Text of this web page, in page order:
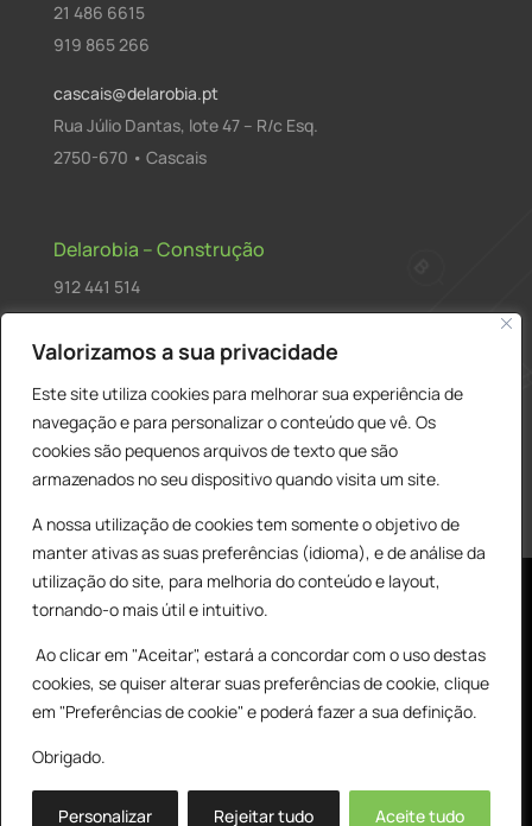
Valorizamos a sua privacidade
Este site utiliza cookies para melhorar sua experiência de
navegação e para personalizar o conteúdo que vê. Os
cookies são pequenos arquivos de texto que são
armazenados no seu dispositivo quando visita um site.
A nossa utilização de cookies tem somente o objetivo de
manter ativas as suas preferências (idioma), e de análise da
utilização do site, para melhoria do conteúdo e layout,
tornando-o mais útil e intuitivo.
Ao clicar em "Aceitar", estará a concordar com o uso destas
cookies, se quiser alterar suas preferências de cookie, clique
em "Preferências de cookie" e poderá fazer a sua definição.
Obrigado.
Personalizar Rejeitar tudo Aceite tudo
21 486 6615
919 865 266
cascais@delarobia.pt
Rua Júlio Dantas, lote 47 – R/c Esq.
2750-670 • Cascais
Delarobia – Construção
912 441 514
R. António Andrade, 1171
2820-287 • Charneca de Caparica
Products
search PESQUISAR
© All Copyright 2025 by Delarobia.pt 0